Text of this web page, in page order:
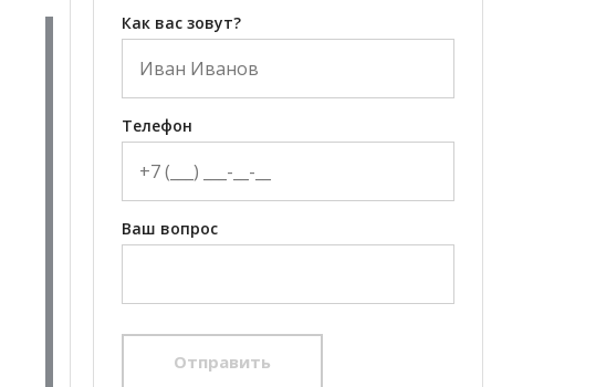
Как вас зовут?
Телефон
Ваш вопрос
Отправить